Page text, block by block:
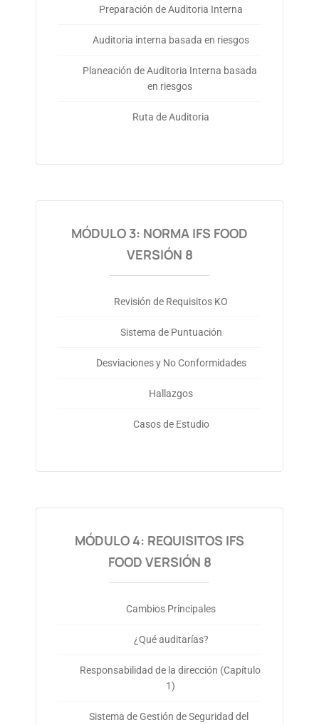
Preparación de Auditoria Interna
Auditoria interna basada en riesgos
Planeación de Auditoria Interna basada
en riesgos
Ruta de Auditoria
MÓDULO 3: NORMA IFS FOOD
VERSIÓN 8
Revisión de Requisitos KO
Sistema de Puntuación
Desviaciones y No Conformidades
Hallazgos
Casos de Estudio
MÓDULO 4: REQUISITOS IFS
FOOD VERSIÓN 8
Cambios Principales
¿Qué auditarías?
Responsabilidad de la dirección (Capítulo
1)
Sistema de Gestión de Seguridad del